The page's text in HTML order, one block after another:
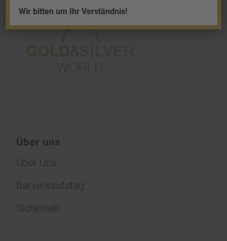
Über uns
Über Uns
Barverkaufstag
Sicherheit
Wir bitten um Ihr Verständnis!